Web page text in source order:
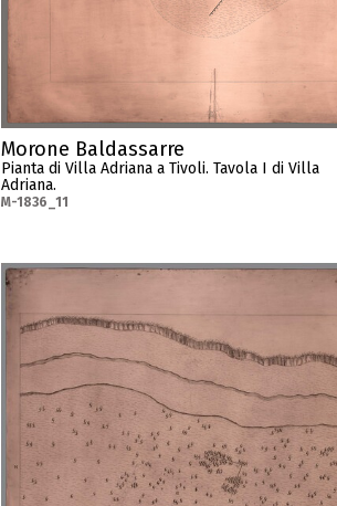
Morone Baldassarre
Pianta di Villa Adriana a Tivoli. Tavola I di Villa
Adriana.
M-1836_11